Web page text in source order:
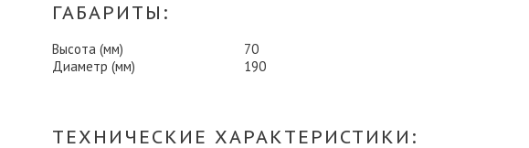
ГАБАРИТЫ:
Высота (мм)
70
Диаметр (мм)
190
ТЕХНИЧЕСКИЕ ХАРАКТЕРИСТИКИ: